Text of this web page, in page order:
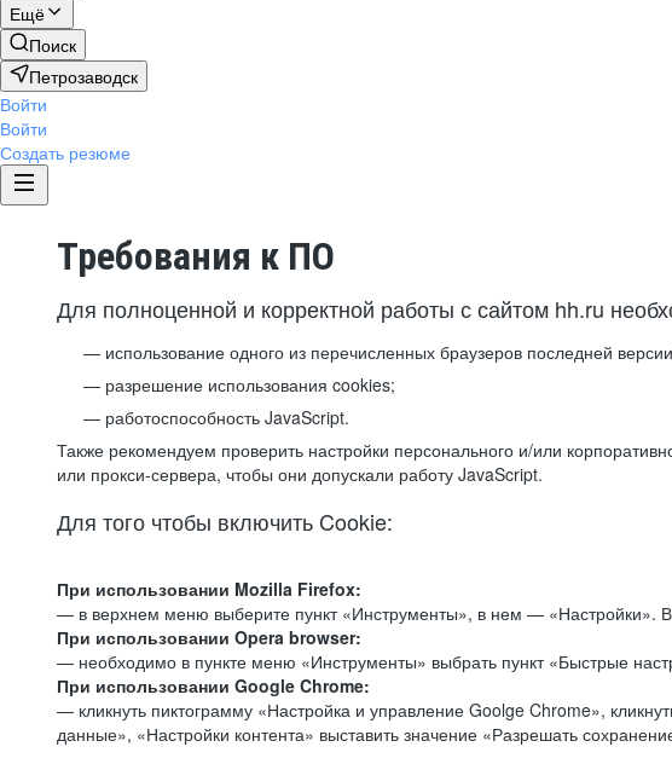
Ещё
Поиск
Петрозаводск
Войти
Войти
Создать резюме
Требования к ПО
Для полноценной и корректной работы с сайтом hh.ru
использование одного из перечисленных браузеров последней
разрешение использования cookies;
работоспособность JavaScript.
Также рекомендуем проверить настройки персонального и/или
или прокси-сервера, чтобы они допускали работу JavaScript.
Для того чтобы включить Cookie:
При использовании Mozilla Firefox:
— в верхнем меню выберите пункт «Инструменты», в нем — «Настройки».
При использовании Opera browser:
— необходимо в пункте меню «Инструменты» выбрать пункт «Быстрые
При использовании Google Chrome:
— кликнуть пиктограмму «Настройка и управление Goolge Chrome»,
данные», «Настройки контента» выставить значение «Разрешать